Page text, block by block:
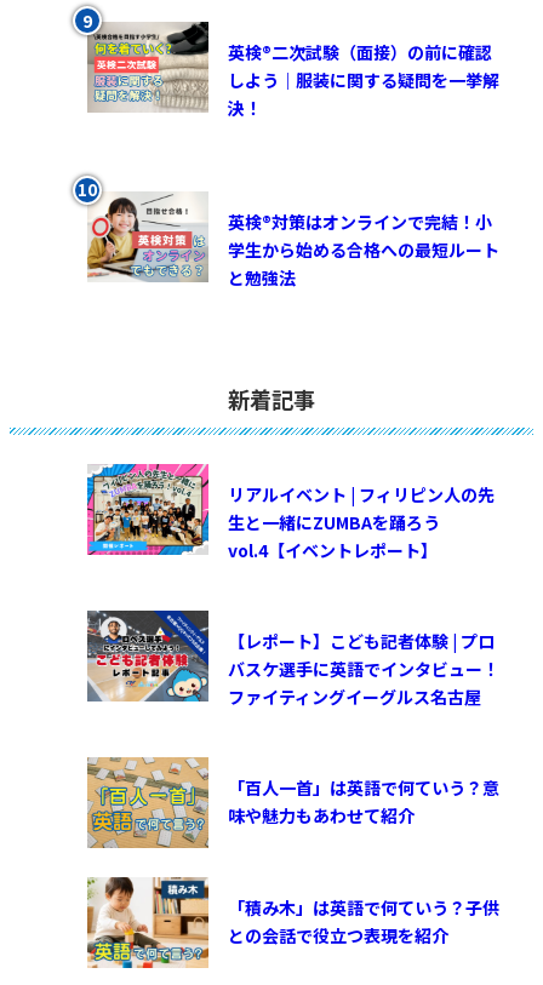
英検®︎二次試験（面接）の前に確認
しよう｜服装に関する疑問を一挙解
決！
英検®対策はオンラインで完結！小
学生から始める合格への最短ルート
と勉強法
新着記事
リアルイベント | フィリピン人の先
生と一緒にZUMBAを踊ろう
vol.4【イベントレポート】
【レポート】こども記者体験 | プロ
バスケ選手に英語でインタビュー！
ファイティングイーグルス名古屋
「百人一首」は英語で何ていう？意
味や魅力もあわせて紹介
「積み木」は英語で何ていう？子供
との会話で役立つ表現を紹介